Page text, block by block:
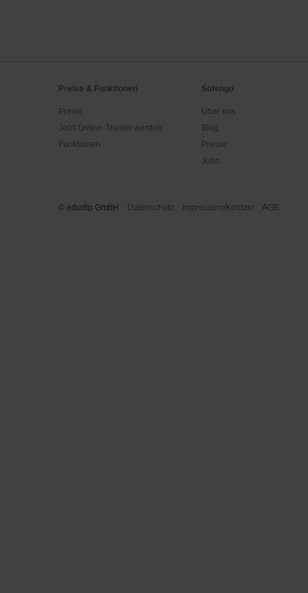
Preise & Funktionen
Preise
Jetzt Online-Trainer werden
Funktionen
Sofengo
Über uns
Blog
Presse
Jobs
© edudip GmbH Datenschutz Impressum/Kontakt AGB